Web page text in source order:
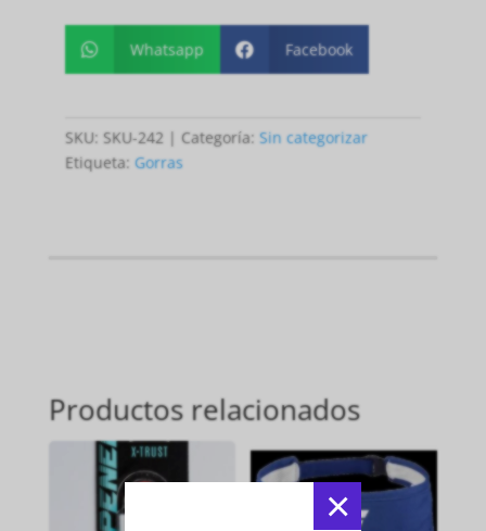
×
 Whatsapp  Facebook
SKU: SKU-242 Categoría: Sin categorizar
Etiqueta: Gorras
Productos relacionados